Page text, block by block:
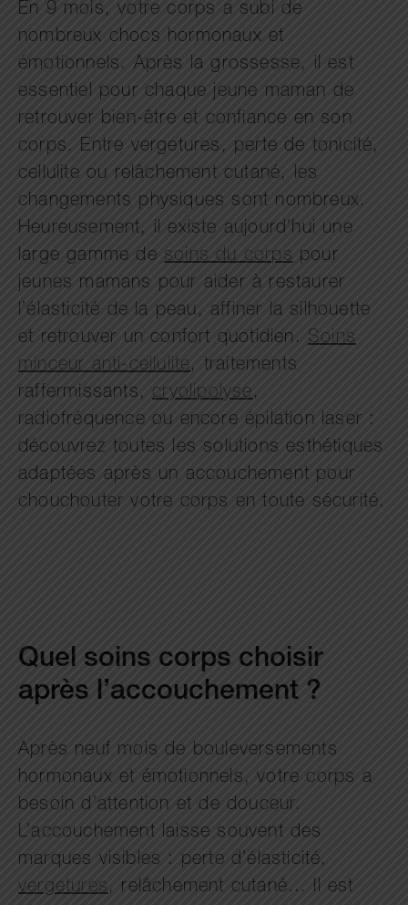
En 9 mois, votre corps a subi de
nombreux chocs hormonaux et
émotionnels. Après la grossesse, il est
essentiel pour chaque jeune maman de
retrouver bien-être et confiance en son
corps. Entre vergetures, perte de tonicité,
cellulite ou relâchement cutané, les
changements physiques sont nombreux.
Heureusement, il existe aujourd’hui une
large gamme de soins du corpspour
jeunes mamans pour aider à restaurer
l’élasticité de la peau, affiner la silhouette
et retrouver un confort quotidien.Soins
minceur anti-cellulite, traitements
raffermissants,cryolipolyse,
radiofréquence ou encore épilation laser :
découvrez toutes les solutions esthétiques
adaptées après un accouchement pour
chouchouter votre corps en toute sécurité.
Quel soins corps choisir
après l’accouchement ?
Après neuf mois de bouleversements
hormonaux et émotionnels, votre corps a
besoin d’attention et de douceur.
L’accouchement laisse souvent des
marques visibles : perte d’élasticité,
vergetures, relâchement cutané… Il est